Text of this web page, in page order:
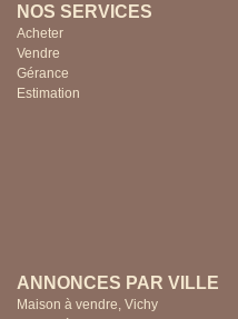
NOS SERVICES
Acheter
Vendre
Gérance
Estimation
ANNONCES PAR VILLE
Maison à vendre, Vichy